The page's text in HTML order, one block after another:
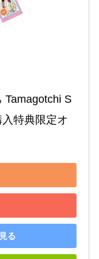
Tamagotchi S
特典限定オ
る